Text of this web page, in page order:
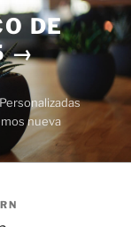
DE
→
nueva